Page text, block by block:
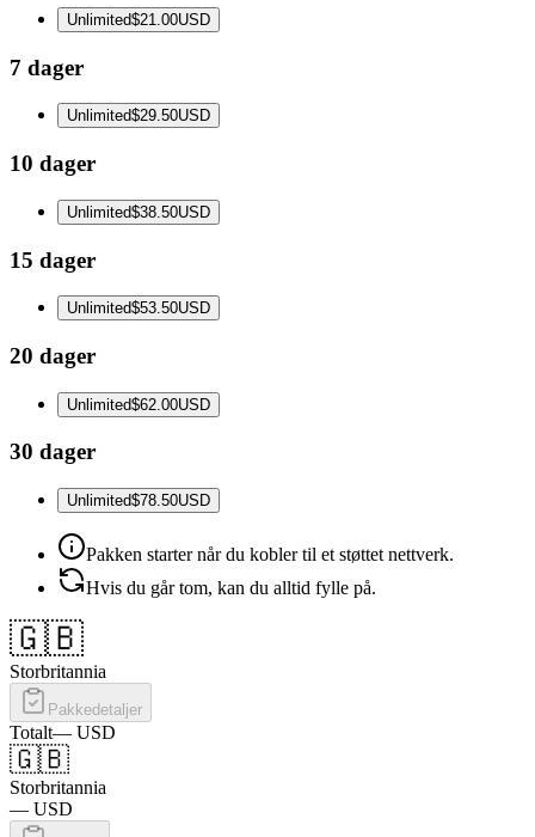
Unlimited$21.00USD
7 dager
Unlimited$29.50USD
10 dager
Unlimited$38.50USD
15 dager
Unlimited$53.50USD
20 dager
Unlimited$62.00USD
30 dager
Unlimited$78.50USD
Pakken starter når du kobler til et støttet nettverk.
Hvis du går tom, kan du alltid fylle på.
🇬🇧
Storbritannia
Pakkedetaljer
Totalt— USD
🇬🇧
Storbritannia
— USD